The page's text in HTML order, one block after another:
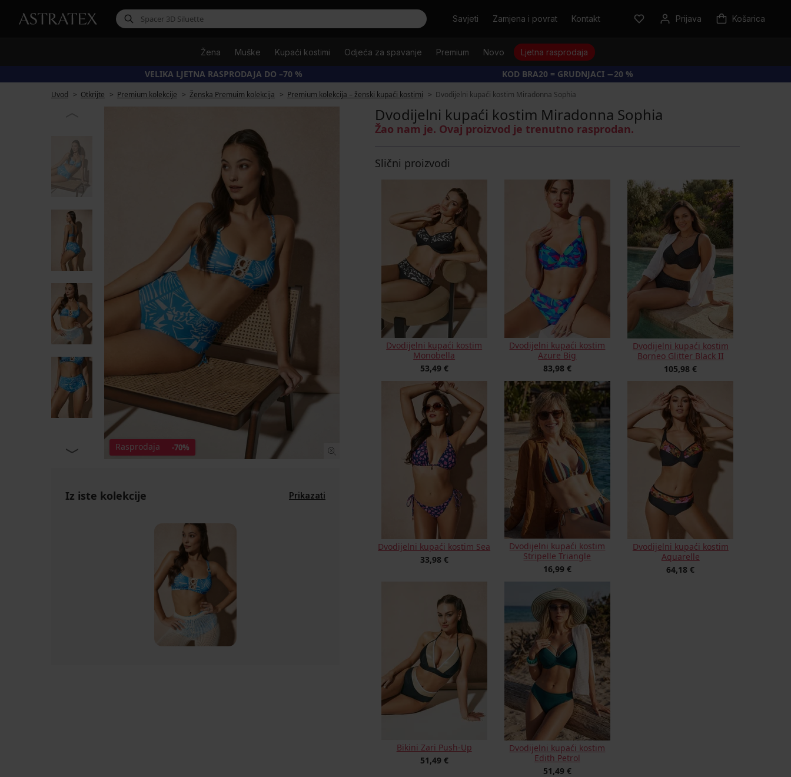
TražitiSavjeti Zamjena i povrat Kontakt Prijava Košarica
Žena Muške Kupaći kostimi Odjeća za spavanje Premium Novo Ljetna rasprodaja
VELIKA LJETNA RASPRODAJA DO –70 % KOD BRA20 = GRUDNJACI −20 %
Uvod Otkrijte Premium kolekcije Ženska Premuim kolekcija Premium kolekcija – ženski kupaći kostimi Dvodijelni kupaći kostim Miradonna Sophia
Rasprodaja -70%
Iz iste kolekcije Prikazati
Dvodijelni kupaći kostim Miradonna Sophia
Žao nam je. Ovaj proizvod je trenutno rasprodan.
Slični proizvodi
Dvodijelni kupaći kostim
Monobella
53,49 €
Dvodijelni kupaći kostim
Azure Big
83,98 €
Dvodijelni kupaći kostim
Borneo Glitter Black II
105,98 €
Dvodijelni kupaći kostim Sea
33,98 €
Dvodijelni kupaći kostim
Stripelle Triangle
16,99 €
Dvodijelni kupaći kostim
Aquarelle
64,18 €
Bikini Zari Push-Up
51,49 €
Dvodijelni kupaći kostim
Edith Petrol
51,49 €